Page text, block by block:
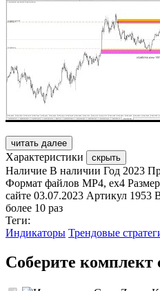
читать далее
Характеристики скрыть
Наличие В наличии Год 2023
Формат файлов MP4, ex4
сайте 03.07.2023 Артикул 1953
более 10 раз
Теги:
Индикаторы Трендовые
Соберите комплект